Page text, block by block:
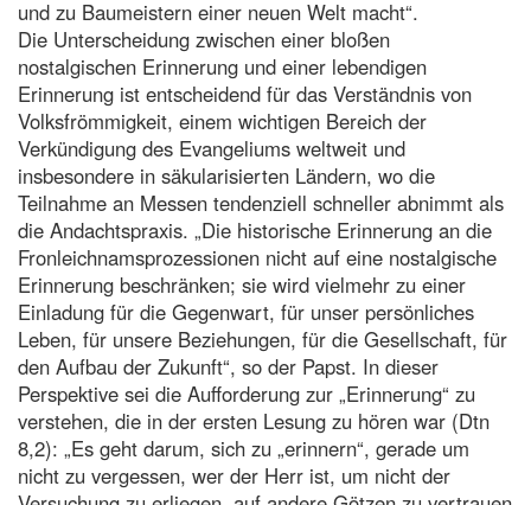
und zu Baumeistern einer neuen Welt macht“.
Die Unterscheidung zwischen einer bloßen
nostalgischen Erinnerung und einer lebendigen
Erinnerung ist entscheidend für das Verständnis von
Volksfrömmigkeit, einem wichtigen Bereich der
Verkündigung des Evangeliums weltweit und
insbesondere in säkularisierten Ländern, wo die
Teilnahme an Messen tendenziell schneller abnimmt als
die Andachtspraxis. „Die historische Erinnerung an die
Fronleichnamsprozessionen nicht auf eine nostalgische
Erinnerung beschränken; sie wird vielmehr zu einer
Einladung für die Gegenwart, für unser persönliches
Leben, für unsere Beziehungen, für die Gesellschaft, für
den Aufbau der Zukunft“, so der Papst. In dieser
Perspektive sei die Aufforderung zur „Erinnerung“ zu
verstehen, die in der ersten Lesung zu hören war (Dtn
8,2): „Es geht darum, sich zu „erinnern“, gerade um
nicht zu vergessen, wer der Herr ist, um nicht der